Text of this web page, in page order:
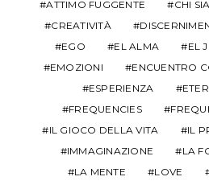
ATTIMO FUGGENTE
CHI
CREATIVITÀ
EGO
EL ALMA
EL
EMOZIONI
ENCUENTRO
ESPERIENZA
FREQUENCIES
IL GIOCO DELLA VITA
IL
IMMAGINAZIONE
LA
LA MENTE
LOVE